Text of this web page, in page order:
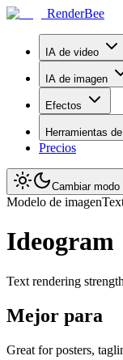
RenderBee
IA de video
IA de imagen
Efectos
Herramientas
Precios
Cambiar modo
Modelo de imagen
Ideogram
Text rendering strength
Mejor para
Great for posters,